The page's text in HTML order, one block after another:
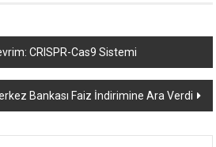
CRISPR-Cas9 Sistemi
Bankası Faiz İndirimine Ara Verdi